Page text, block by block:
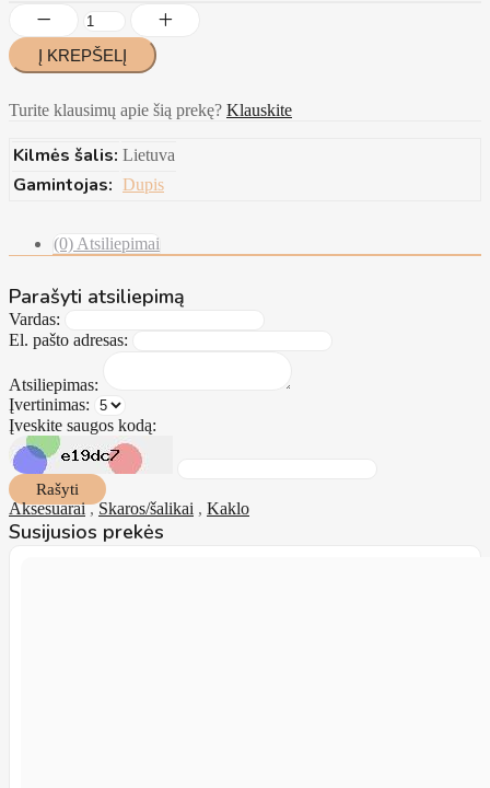
Turite klausimų apie šią prekę? Klauskite
Kilmės šalis: Lietuva
Gamintojas: Dupis
(0) Atsiliepimai
Parašyti atsiliepimą
Vardas:
El. pašto adresas:
Atsiliepimas:
Įvertinimas:
Įveskite saugos kodą:
Rašyti
Aksesuarai,Skaros/šalikai , Kaklo
Susijusios prekės